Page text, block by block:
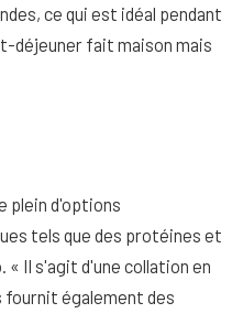
ce qui est idéal pendant
déjeuner fait maison mais
plein d'options
tels que des protéines et
Il s'agit d'une collation en
fournit également des